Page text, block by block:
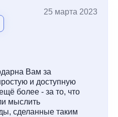
25 марта 2023
Вам за
и доступную
более - за то, что
мыслить
сделанные таким